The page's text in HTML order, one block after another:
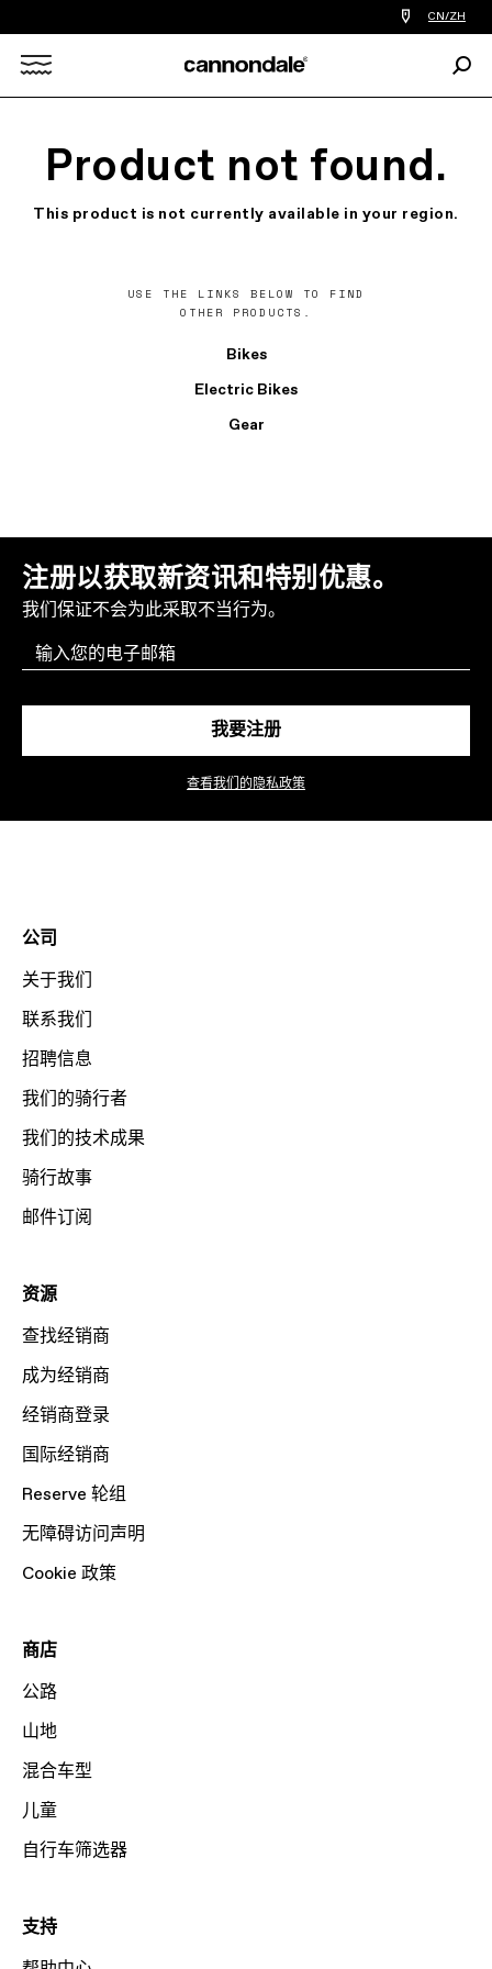
查
找
的
车
店
CN/ZH
Product not found.
This product is not currently available in your region.
USE THE LINKS BELOW TO FIND
OTHER PRODUCTS.
Bikes
Electric Bikes
Gear
注册以获取新资讯和特别优惠。
我们保证不会为此采取不当行为。
Email
我要注册
查看我们的隐私政策
公司
关于我们
联系我们
招聘信息
我们的骑行者
我们的技术成果
骑行故事
邮件订阅
资源
查找经销商
成为经销商
经销商登录
国际经销商
Reserve 轮组
无障碍访问声明
Cookie 政策
商店
公路
山地
混合车型
儿童
自行车筛选器
支持